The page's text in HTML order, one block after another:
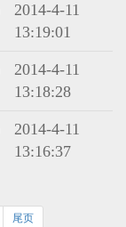
2014-4-11
13:19:01
2014-4-11
13:18:28
2014-4-11
13:16:37
尾页